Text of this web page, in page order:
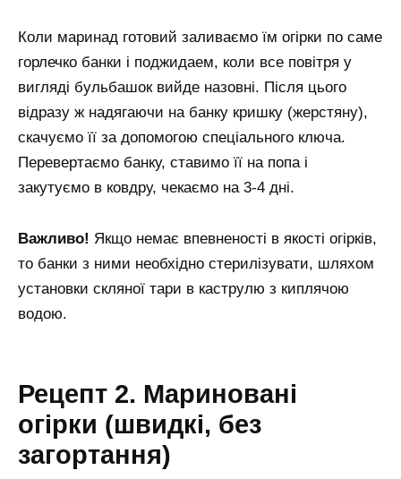
Коли маринад готовий заливаємо їм огірки по саме
горлечко банки і поджидаем, коли все повітря у
вигляді бульбашок вийде назовні. Після цього
відразу ж надягаючи на банку кришку (жерстяну),
скачуємо її за допомогою спеціального ключа.
Перевертаємо банку, ставимо її на попа і
закутуємо в ковдру, чекаємо на 3-4 дні.
Важливо! Якщо немає впевненості в якості огірків,
то банки з ними необхідно стерилізувати, шляхом
установки скляної тари в каструлю з киплячою
водою.
Рецепт 2. Мариновані
огірки (швидкі, без
загортання)